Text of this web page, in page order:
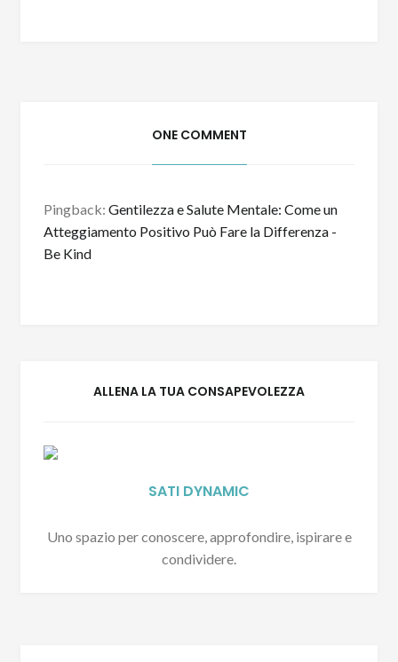
ONE COMMENT
Pingback: Gentilezza e Salute Mentale: Come un
Atteggiamento Positivo Può Fare la Differenza -
Be Kind
ALLENA LA TUA CONSAPEVOLEZZA
SATI DYNAMIC
Uno spazio per conoscere, approfondire, ispirare e
condividere.